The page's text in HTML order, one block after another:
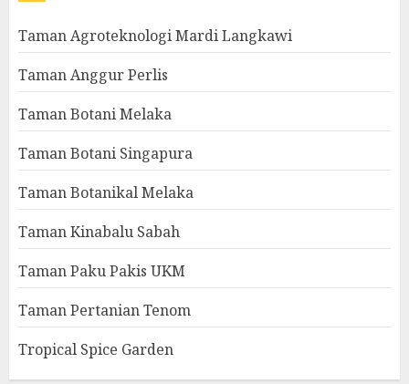
Taman Agroteknologi Mardi Langkawi
Taman Anggur Perlis
Taman Botani Melaka
Taman Botani Singapura
Taman Botanikal Melaka
Taman Kinabalu Sabah
Taman Paku Pakis UKM
Taman Pertanian Tenom
Tropical Spice Garden